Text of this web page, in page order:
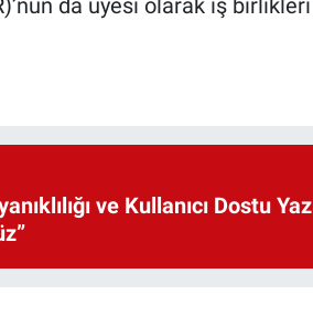
da üyesi olarak iş birlikleri
ve Kullanıcı Dostu